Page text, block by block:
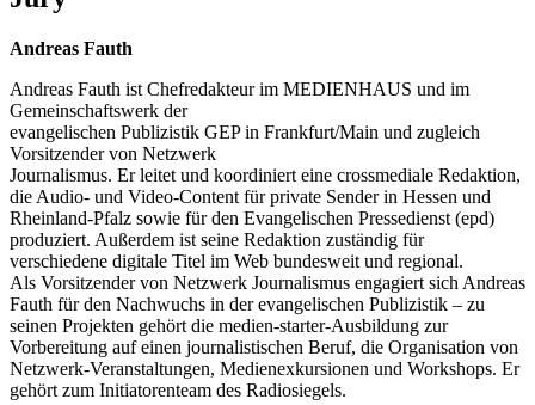
Andreas Fauth
Andreas Fauth ist Chefredakteur im MEDIENHAUS und im
Gemeinschaftswerk der
evangelischen Publizistik GEP in Frankfurt/Main und zugleich
Vorsitzender von Netzwerk
Journalismus. Er leitet und koordiniert eine crossmediale Redaktion,
die Audio- und Video-Content für private Sender in Hessen und
Rheinland-Pfalz sowie für den Evangelischen Pressedienst (epd)
produziert. Außerdem ist seine Redaktion zuständig für
verschiedene digitale Titel im Web bundesweit und regional.
Als Vorsitzender von Netzwerk Journalismus engagiert sich Andreas
Fauth für den Nachwuchs in der evangelischen Publizistik – zu
seinen Projekten gehört die medien-starter-Ausbildung zur
Vorbereitung auf einen journalistischen Beruf, die Organisation von
Netzwerk-Veranstaltungen, Medienexkursionen und Workshops. Er
gehört zum Initiatorenteam des Radiosiegels.